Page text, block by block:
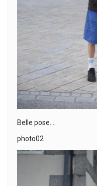
Belle pose….
photo02